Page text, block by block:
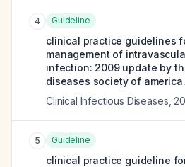
4 Guideline
clinical practice guidelines
management of
infection: 2009 update by
diseases society of america.
Clinical Infectious Diseases
5 Guideline
clinical practice guideline